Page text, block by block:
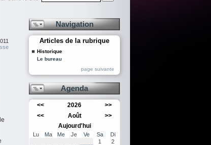
Navigation
Articles de la rubrique
Historique
Le bureau
page suivante
Agenda
<< 2026
>>
<<
Août
>>
Aujourd'hui
Lu Ma Me Je Ve Sa
Di
1
2